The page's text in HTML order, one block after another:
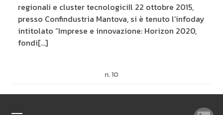
regionali e cluster tecnologiciIl 22 ottobre 2015,
presso Confindustria Mantova, si è tenuto l’infoday
intitolato “Imprese e innovazione: Horizon 2020,
fondi[...]
n. 10